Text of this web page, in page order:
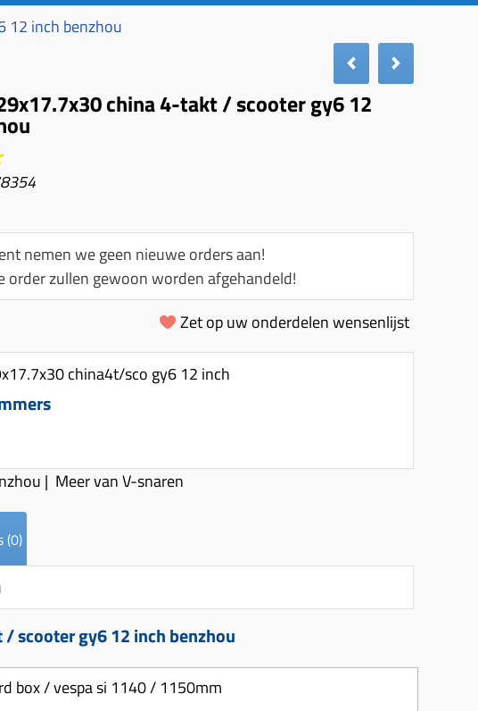
12 inch benzhou
china 4-takt / scooter gy6 12
nemen we geen nieuwe orders aan!
order zullen gewoon worden afgehandeld!
Zet op uw onderdelen wensenlijst
china4t/sco gy6 12 inch
| Meer van V-snaren
(0)
scooter gy6 12 inch benzhou
box / vespa si 1140 / 1150mm